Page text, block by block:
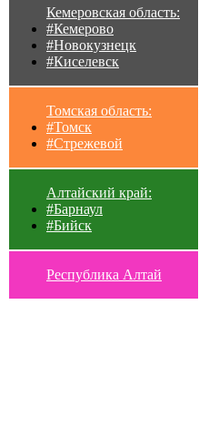
Кемеровская область:
#Кемерово
#Новокузнецк
#Киселевск
Томская область:
#Томск
#Стрежевой
Алтайский край:
#Барнаул
#Бийск
Республика Алтай